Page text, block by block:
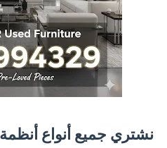
نشتري جميع أنواع أنظمة